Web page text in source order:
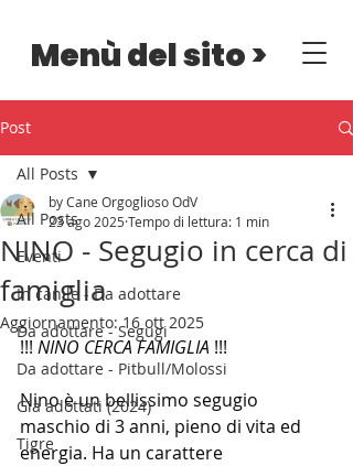
Menù del sito >
Post
All Posts
Eventi
In canile - Da adottare
Da adottare - Segugi
Da adottare - Pitbull/Molossi
Già adottati (2024)
Tigre
All Posts
NINO - Segugio in cerca di
famiglia
by Cane Orgoglioso OdV
23 ago 2025 Tempo di lettura: 1 min
Aggiornamento:16 ott 2025
!!! NINO CERCA FAMIGLIA !!!
Nino è un bellissimo segugio
maschio di 3 anni, pieno di vita ed
energia. Ha un carattere